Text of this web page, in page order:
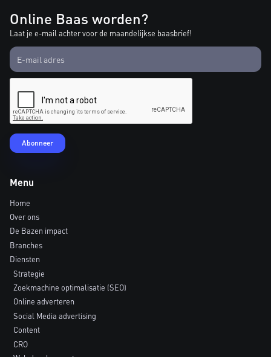
Online Baas worden?
Laat je e-mail achter voor de maandelijkse baasbrief!
Menu
Home
Over ons
De Bazen impact
Branches
Diensten
Strategie
Zoekmachine optimalisatie (SEO)
Online adverteren
Social Media advertising
Content
CRO